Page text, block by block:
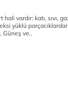
vardır: katı, sıvı,
yüklü
Güneş ve..